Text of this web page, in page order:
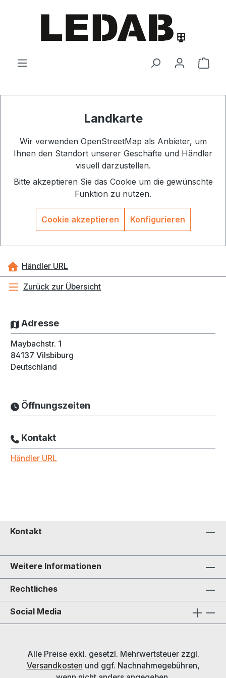
Landkarte
Wir verwenden OpenStreetMap als Anbieter, um
Ihnen den Standort unserer Geschäfte und Händler
visuell darzustellen.
Bitte akzeptieren Sie das Cookie um die gewünschte
Funktion zu nutzen.
Cookie akzeptieren Konfigurieren
Händler URL
Zurück zur Übersicht
Adresse
Maybachstr. 1
84137 Vilsbiburg
Deutschland
Öffnungszeiten
Kontakt
Händler URL
Kontakt
Weitere Informationen
Rechtliches
Social Media
Alle Preise exkl. gesetzl. Mehrwertsteuer zzgl.
Versandkosten und ggf. Nachnahmegebühren,